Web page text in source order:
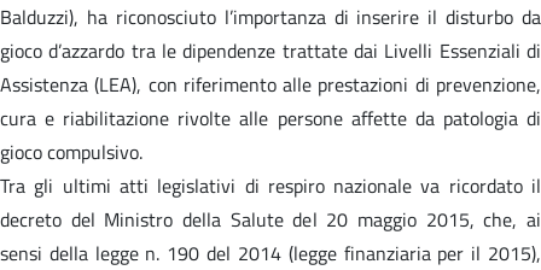
Balduzzi), ha riconosciuto l’importanza di inserire il disturbo da
gioco d’azzardo tra le dipendenze trattate dai Livelli Essenziali di
Assistenza (LEA), con riferimento alle prestazioni di prevenzione,
cura e riabilitazione rivolte alle persone affette da patologia di
gioco compulsivo.
Tra gli ultimi atti legislativi di respiro nazionale va ricordato il
decreto del Ministro della Salute del 20 maggio 2015, che, ai
sensi della legge n. 190 del 2014 (legge finanziaria per il 2015),